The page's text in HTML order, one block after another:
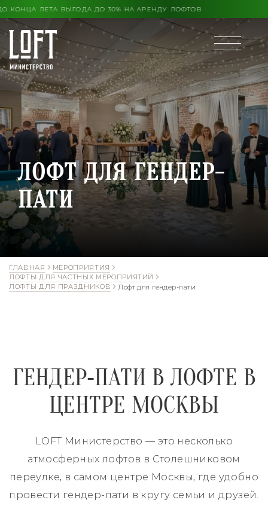
ЛЕТА ВЫГОДА ДО 30% НА АРЕНДУ ЛОФТОВ
ЛОФТ ДЛЯ ГЕНДЕР-
ПАТИ
ГЛАВНАЯ
МЕРОПРИЯТИЯ
ЛОФТЫ ДЛЯ ЧАСТНЫХ МЕРОПРИЯТИЙ
ЛОФТЫ ДЛЯ ПРАЗДНИКОВ
Лофт для гендер-пати
ГЕНДЕР‑ПАТИ В ЛОФТЕ В
ЦЕНТРЕ МОСКВЫ
LOFT Министерство — это несколько
атмосферных лофтов в Столешниковом
переулке, в самом центре Москвы, где удобно
провести гендер‑пати в кругу семьи и друзей.